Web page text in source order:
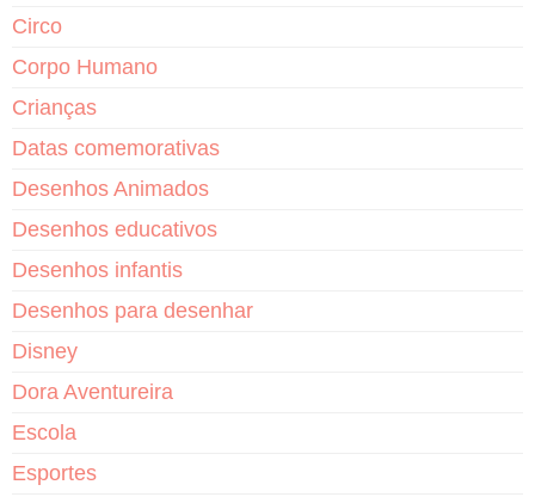
Circo
Corpo Humano
Crianças
Datas comemorativas
Desenhos Animados
Desenhos educativos
Desenhos infantis
Desenhos para desenhar
Disney
Dora Aventureira
Escola
Esportes